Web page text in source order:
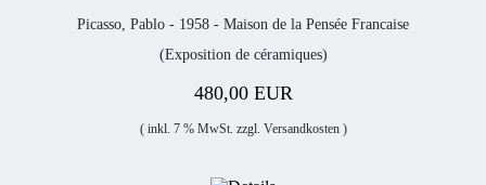
Picasso, Pablo - 1958 - Maison de la Pensée Francaise
(Exposition de céramiques)
480,00 EUR
( inkl. 7 % MwSt. zzgl. Versandkosten)